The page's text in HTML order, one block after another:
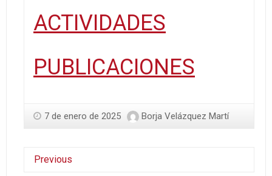
ACTIVIDADES
PUBLICACIONES
7 de enero de 2025 Borja Velázquez Martí
Previous